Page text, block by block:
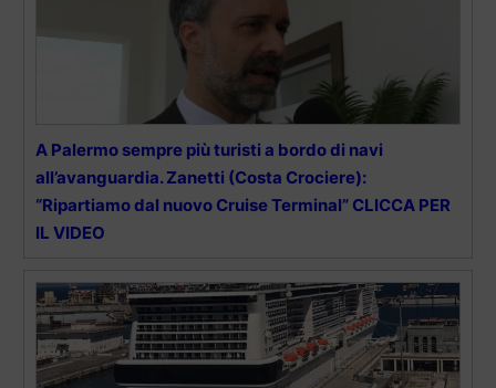
A Palermo sempre più turisti a bordo di navi
all’avanguardia. Zanetti (Costa Crociere):
“Ripartiamo dal nuovo Cruise Terminal” CLICCA PER
IL VIDEO